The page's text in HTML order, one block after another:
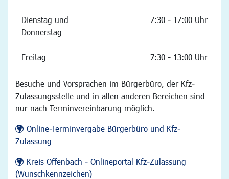
Dienstag und
Donnerstag
7:30 - 17:00 Uhr
Freitag 7:30 - 13:00 Uhr
Besuche und Vorsprachen im Bürgerbüro, der Kfz-
Zulassungsstelle und in allen anderen Bereichen sind
nur nach Terminvereinbarung möglich.
Online-Terminvergabe Bürgerbüro und Kfz-
Zulassung
Kreis Offenbach - Onlineportal Kfz-Zulassung
(Wunschkennzeichen)